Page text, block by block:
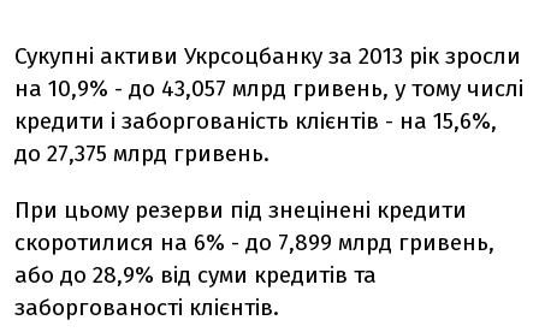
Сукупні активи Укрсоцбанку за 2013 рік зросли
на 10,9% - до 43,057 млрд ​​гривень, у тому числі
кредити і заборгованість клієнтів - на 15,6%,
до 27,375 млрд гривень.
При цьому резерви під знецінені кредити
скоротилися на 6% - до 7,899 млрд гривень,
або до 28,9% від суми кредитів та
заборгованості клієнтів.